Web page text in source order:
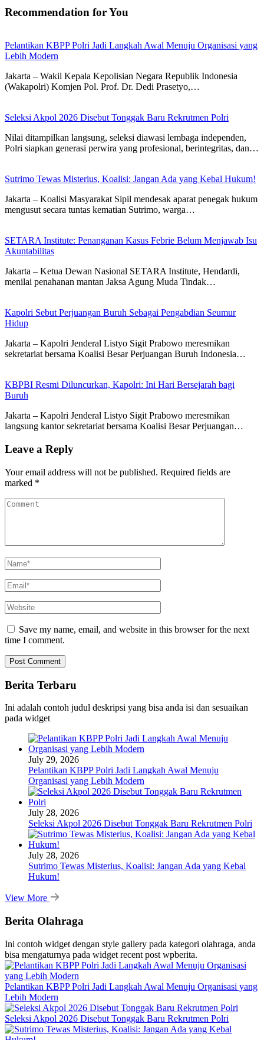
Recommendation for You
Pelantikan KBPP Polri Jadi Langkah Awal Menuju Organisasi yang
Lebih Modern
Jakarta – Wakil Kepala Kepolisian Negara Republik Indonesia
(Wakapolri) Komjen Pol. Prof. Dr. Dedi Prasetyo,…
Seleksi Akpol 2026 Disebut Tonggak Baru Rekrutmen Polri
Nilai ditampilkan langsung, seleksi diawasi lembaga independen,
Polri siapkan generasi perwira yang profesional, berintegritas, dan…
Sutrimo Tewas Misterius, Koalisi: Jangan Ada yang Kebal Hukum!
Jakarta – Koalisi Masyarakat Sipil mendesak aparat penegak hukum
mengusut secara tuntas kematian Sutrimo, warga…
SETARA Institute: Penanganan Kasus Febrie Belum Menjawab Isu
Akuntabilitas
Jakarta – Ketua Dewan Nasional SETARA Institute, Hendardi,
menilai penahanan mantan Jaksa Agung Muda Tindak…
Kapolri Sebut Perjuangan Buruh Sebagai Pengabdian Seumur
Hidup
Jakarta – Kapolri Jenderal Listyo Sigit Prabowo meresmikan
sekretariat bersama Koalisi Besar Perjuangan Buruh Indonesia…
KBPBI Resmi Diluncurkan, Kapolri: Ini Hari Bersejarah bagi
Buruh
Jakarta – Kapolri Jenderal Listyo Sigit Prabowo meresmikan
langsung kantor sekretariat bersama Koalisi Besar Perjuangan…
Leave a Reply
Your email address will not be published. Required fields are
marked *
Save my name, email, and website in this browser for the next
time I comment.
Berita Terbaru
Ini adalah contoh judul deskripsi yang bisa anda isi dan sesuaikan
pada widget
July 29, 2026
Pelantikan KBPP Polri Jadi Langkah Awal Menuju
Organisasi yang Lebih Modern
July 28, 2026
Seleksi Akpol 2026 Disebut Tonggak Baru Rekrutmen Polri
July 28, 2026
Sutrimo Tewas Misterius, Koalisi: Jangan Ada yang Kebal
Hukum!
View More
Berita Olahraga
Ini contoh widget dengan style gallery pada kategori olahraga, anda
bisa mengaturnya pada widget recent post wpberita.
Pelantikan KBPP Polri Jadi Langkah Awal Menuju Organisasi yang
Lebih Modern
Seleksi Akpol 2026 Disebut Tonggak Baru Rekrutmen Polri